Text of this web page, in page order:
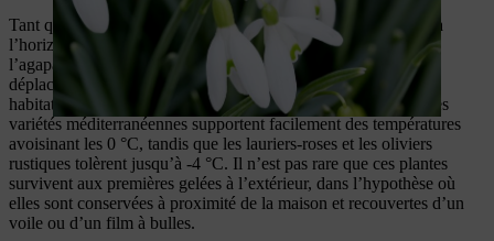
Tant que le temps reste doux et qu’aucune gelée ne se profile à
l’horizon, les espèces robustes en pot comme le laurier-rose et
l’agapanthe se plaisent à l’extérieur. Vous pouvez retarder leur
déplacement à l’intérieur aussi longtemps que possible, car un
habitat trop chaud et trop sombre peut ne pas leur convenir. Les
variétés méditerranéennes supportent facilement des températures
avoisinant les 0 °C, tandis que les lauriers-roses et les oliviers
rustiques tolèrent jusqu’à -4 °C. Il n’est pas rare que ces plantes
survivent aux premières gelées à l’extérieur, dans l’hypothèse où
elles sont conservées à proximité de la maison et recouvertes d’un
voile ou d’un film à bulles.